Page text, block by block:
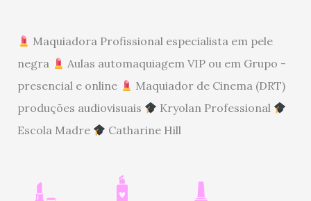
Maquiadora Profissional especialista em pele
negra
Aulas automaquiagem VIP ou em Grupo -
presencial e online
Maquiador de Cinema (DRT)
produções audiovisuais
Kryolan Professional
Escola Madre
Catharine Hill